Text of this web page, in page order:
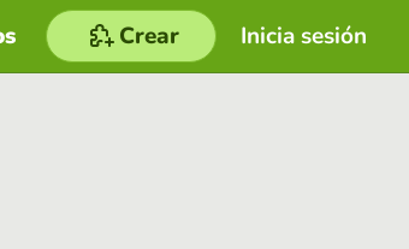
Inicia sesión
Crear